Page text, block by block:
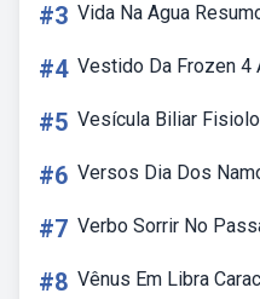
#3 Vida Na Agua
#4 Vestido Da Frozen 4
#5 Vesícula Biliar
#6 Versos Dia Dos
#7 Verbo Sorrir No
#8 Vênus Em Libra